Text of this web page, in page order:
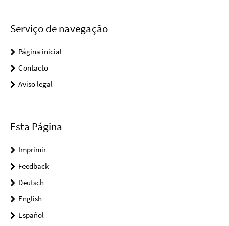
Serviço de navegação
Página inicial
Contacto
Aviso legal
Esta Página
Imprimir
Feedback
Deutsch
English
Español